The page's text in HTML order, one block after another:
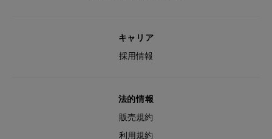
キャリア
採用情報
法的情報
販売規約
利用規約